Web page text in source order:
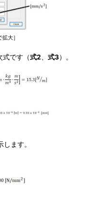
大］
です（式2 式3）。
します。